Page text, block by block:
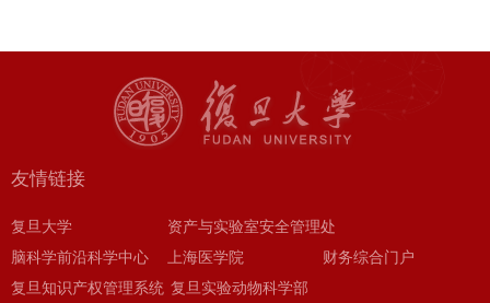
友情链接
复旦大学
资产与实验室安全管理处
脑科学前沿科学中心
上海医学院
财务综合门户
复旦知识产权管理系统 复旦实验动物科学部